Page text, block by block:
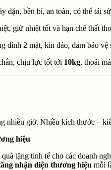
dặn, bền bỉ, an toàn, có thể tái
giữ nhiệt tốt và hạn chế thất
dính 2 mặt, kín đáo, đảm bảo vệ
chịu lực tốt tới 10kg, thoải
nhiều giờ. Nhiều kích thước –
hiệu
tặng tinh tế cho các doanh
nhận diện thương hiệu mỗi